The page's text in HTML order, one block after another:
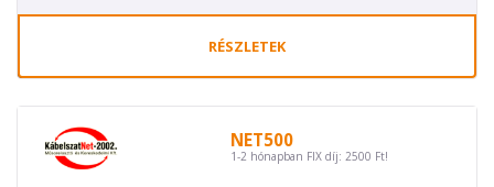
RÉSZLETEK
NET500
1-2 hónapban FIX díj: 2500 Ft!